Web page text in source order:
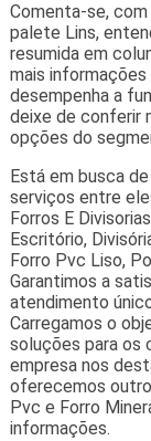
Comenta-se,
palete Lins,
resumida em
mais
desempenha a
deixe de conferir
opções do
Está em busca
serviços entre
Forros E
Escritório,
Forro Pvc Liso,
Garantimos a
atendimento
Carregamos o
soluções para os
empresa nos
oferecemos
Pvc e Forro
informações.